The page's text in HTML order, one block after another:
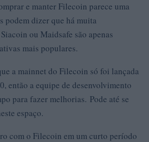
e manter Filecoin parece uma
podem dizer que há muita
ou Maidsafe são apenas
mais populares.
a mainnet do Filecoin só foi lançada
então a equipe de desenvolvimento
para fazer melhorias. Pode até se
espaço.
com o Filecoin em um curto período